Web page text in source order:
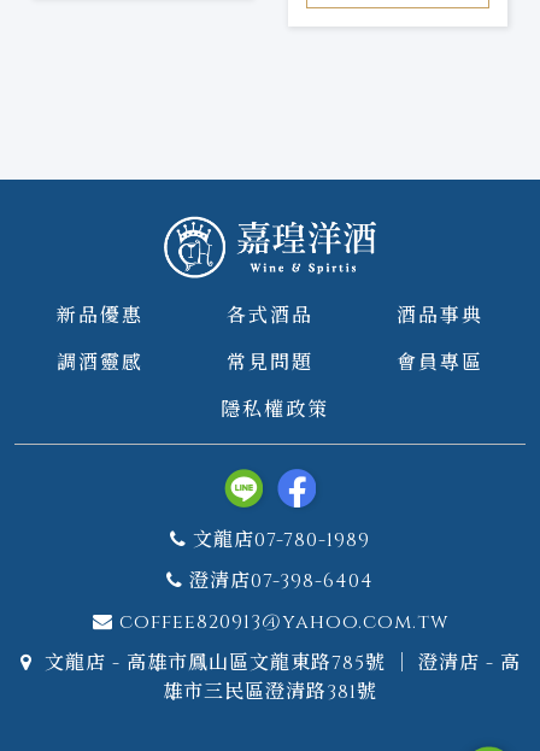
新品優惠 各式酒品
酒品事典
調酒靈感
常見問題
會員專區
隱私權政策
文龍店07-780-1989
澄清店07-398-6404
coffee820913@yahoo.com.tw
文龍店 - 高雄市鳳山區文龍東路785號 ｜ 澄清店 - 高
雄市三民區澄清路381號